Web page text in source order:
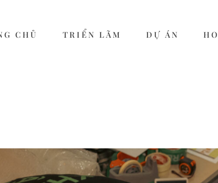
CHỦ TRIỂN LÃM DỰ ÁN